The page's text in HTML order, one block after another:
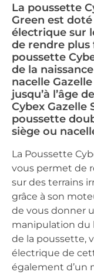
La poussette
Green est doté
électrique sur
de rendre
poussette
de la
nacelle
jusqu’à l’âge
Cybex Gazelle
poussette
siège ou
La Poussette
vous permet de
sur des terrains
grâce à son
de vous donner
manipulation du
de la poussette,
électrique de
également d’un